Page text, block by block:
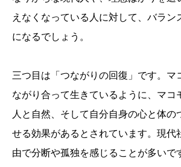
えなくなっている人に対して、バラン
になるでしょう。
三つ目は「つながりの回復」です。マ
ながり合って生きているように、マコ
人と自然、そして自分自身の心と体の
せる効果があるとされています。現代
由で分断や孤独を感じることが多いで